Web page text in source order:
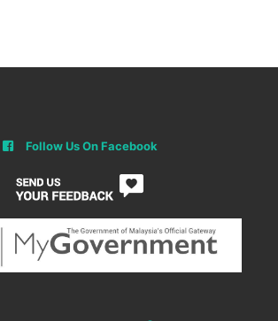
Follow Us On Facebook